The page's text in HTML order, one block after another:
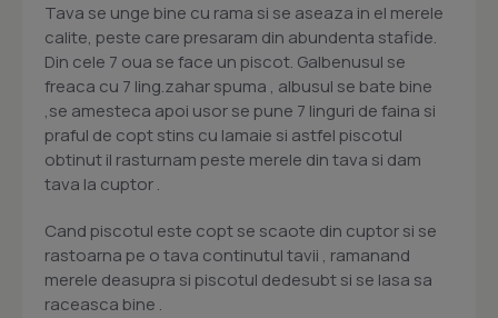
Tava se unge bine cu rama si se aseaza in el merele
calite, peste care presaram din abundenta stafide.
Din cele 7 oua se face un piscot. Galbenusul se
freaca cu 7 ling.zahar spuma , albusul se bate bine
,se amesteca apoi usor se pune 7 linguri de faina si
praful de copt stins cu lamaie si astfel piscotul
obtinut il rasturnam peste merele din tava si dam
tava la cuptor .
Cand piscotul este copt se scaote din cuptor si se
rastoarna pe o tava continutul tavii , ramanand
merele deasupra si piscotul dedesubt si se lasa sa
raceasca bine .